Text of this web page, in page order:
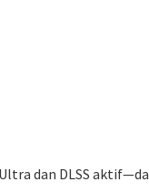
dan DLSS